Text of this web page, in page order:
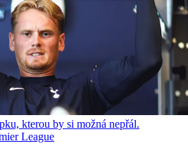
kterou by si možná nepřál.
League